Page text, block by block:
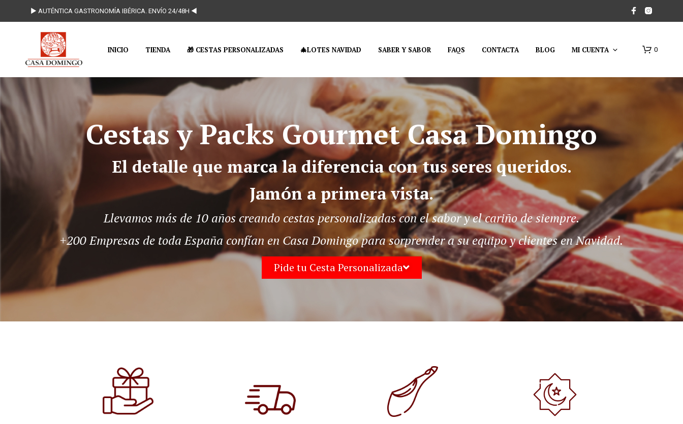
► AUTÉNTICA GASTRONOMÍA IBÉRICA. ENVÍO 24/48H ◄
INICIO TIENDA 🎁 CESTAS PERSONALIZADAS 🎄LOTES NAVIDAD SABER Y SABOR FAQS CONTACTA BLOG MI CUENTA 0
N
Y
R
O
D
O
S
E
N
Cestas y Packs Gourmet Casa Domingo
El detalle que marca la diferencia con tus seres queridos.
Jamón a primera vista.
Llevamos más de 10 años creando cestas personalizadas con el sabor y el cariño de siempre.
+200 Empresas de toda España confían en Casa Domingo para sorprender a su equipo y clientes en Navidad.
Pide tu Cesta Personalizada